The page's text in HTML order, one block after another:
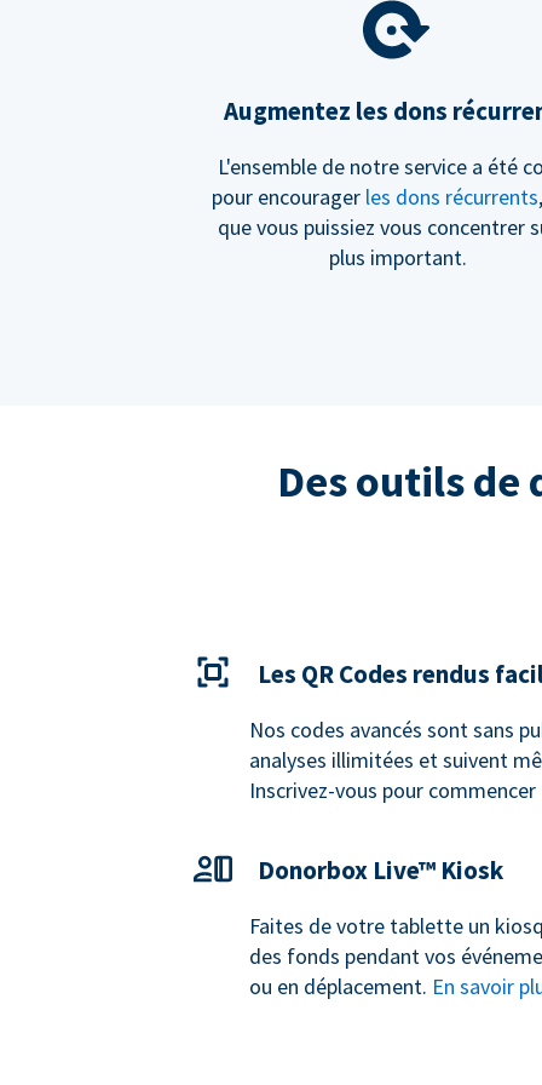
Augmentez les dons
L'ensemble de notre service a été
pour encourager les dons récurrents
que vous puissiez vous concentrer
plus important.
Des outils
Les QR Codes rendus
Nos codes avancés sont sans
analyses illimitées et suivent
Inscrivez-vous pour commencer
Donorbox Live™ Kiosk
Faites de votre tablette un
des fonds pendant vos
ou en déplacement. En savoir